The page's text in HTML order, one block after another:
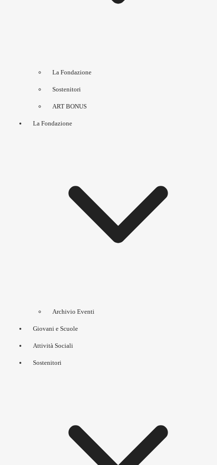
La Fondazione
Sostenitori
ART BONUS
La Fondazione
Archivio Eventi
Giovani e Scuole
Attività Sociali
Sostenitori